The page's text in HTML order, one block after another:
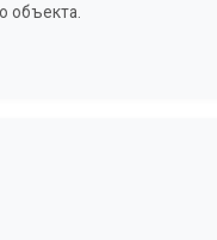
объекта.